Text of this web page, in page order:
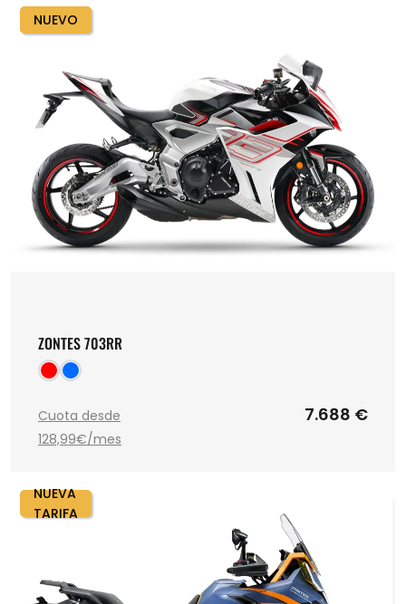
NUEVO
ZONTES 703RR
Cuota desde
128,99€/mes
7.688 €
NUEVA
TARIFA